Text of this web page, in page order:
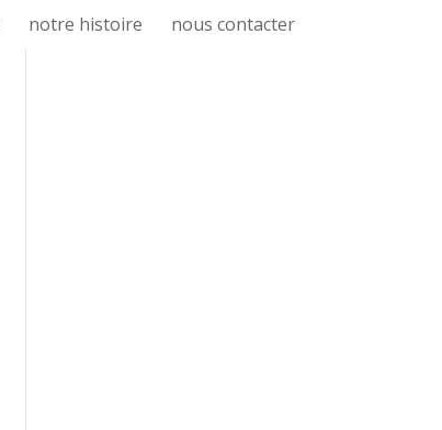
notre histoire nous contacter